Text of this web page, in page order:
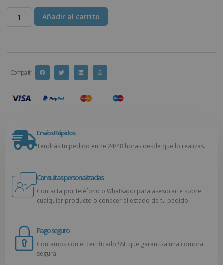
Añadir al carrito
Compartir :
Envíos Rápidos
Tendrás tu pedido entre 24/48 horas desde que lo realizas.
Consultas personalizadas
Contacta por teléfono o Whatsapp para asesorarte sobre
cualquier producto o conocer el estado de tu pedido.
Pago seguro
Contamos con el certificado SSL que garantiza una compra
segura.